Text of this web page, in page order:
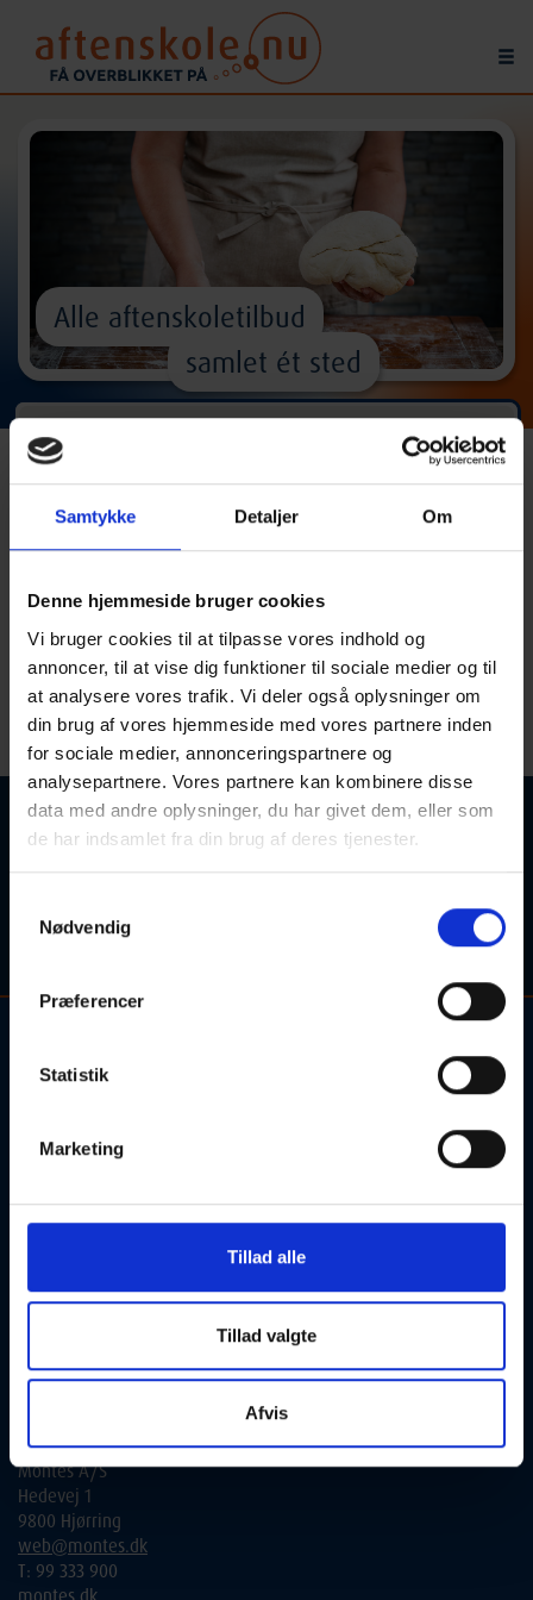
Samtykke Detaljer Om
Denne hjemmeside bruger cookies
Vi bruger cookies til at tilpasse vores indhold og
annoncer, til at vise dig funktioner til sociale medier og til
at analysere vores trafik. Vi deler også oplysninger om
din brug af vores hjemmeside med vores partnere inden
for sociale medier, annonceringspartnere og
analysepartnere. Vores partnere kan kombinere disse
data med andre oplysninger, du har givet dem, eller som
de har indsamlet fra din brug af deres tjenester.
Nødvendig
Præferencer
Statistik
Marketing
Tillad alle
Tillad valgte
Afvis
Alle aftenskoletilbud
samlet ét sted
Find
^
Alle hold Alle skoler
Ingen kurser fundet
eller søgeordet i en kortere sproglig form (fx. "engelsk" i
stedet for "engelskundervisning").
tilmelding:
Du finder alle kontaktinformationer under de enkelte hold i
udbydende skoles hjemmeside, og få yderligere informationer.
Kontakt vedr. tilslutning til aftenskole.nu og fra interesserede
lone@folkeoplysningen.dk
Teknisk kontakt:
Montes A/S
Hedevej 1
9800 Hjørring
web@montes.dk
T: 99 333 900